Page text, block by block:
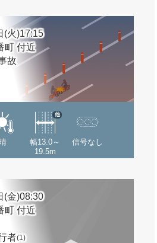
(火)17:15
町 付近
故
晴
幅13.0～
19.5m
他
信号なし
(金)08:30
町 付近
者(1)